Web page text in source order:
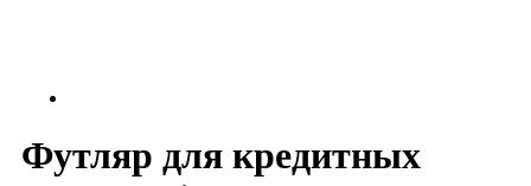
Футляр для кредитных